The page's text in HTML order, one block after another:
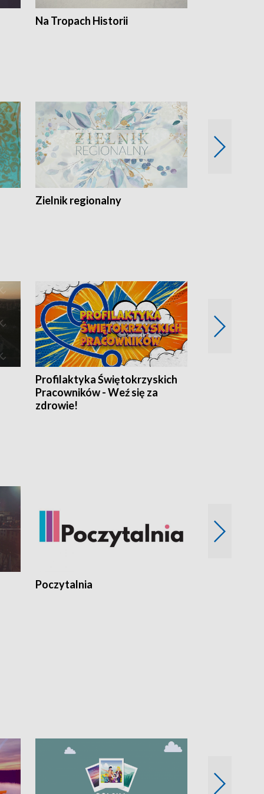
Na Tropach Historii
Zielnik regionalny
Profilaktyka Świętokrzyskich
Pracowników - Weź się za
zdrowie!
Poczytalnia